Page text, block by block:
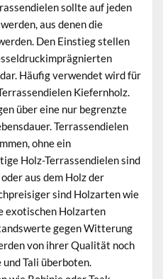
sollte auf jeden
aus denen die
Den Einstieg stellen
Häufig verwendet wird für
Kiefernholz.
über eine nur begrenzte
Terrassendielen
ohne ein
Holz-Terrassendielen sind
aus dem Holz der
sind Holzarten wie
exotischen Holzarten
gegen Witterung
von ihrer Qualität noch
Tali überboten.